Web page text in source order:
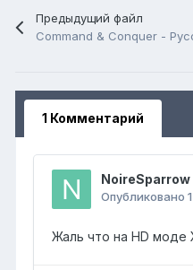
Предыдущий файл
1 Комментарий
NoireSparrow
Опубликовано
Жаль что на HD моде